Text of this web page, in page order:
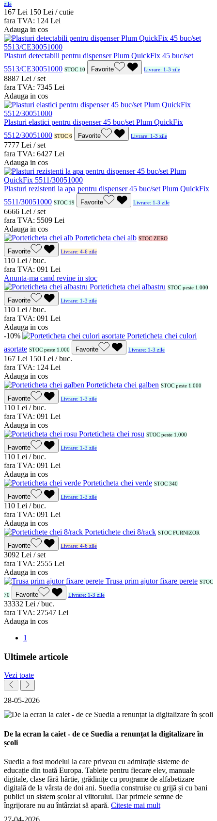
zile
167 Lei 1 50 Lei / cutie
fara TVA: 1 24 Lei
Adauga in cos
Plasturi detectabili pentru dispenser Plum QuickFix 45 buc/set
5513/CE30051000 STOC 10 Favorite Livrare: 1-3 zile
8887 Lei / set
fara TVA: 7345 Lei
Adauga in cos
Plasturi elastici pentru dispenser 45 buc/set Plum QuickFix
5512/30051000 STOC 6 Favorite Livrare: 1-3 zile
7777 Lei / set
fara TVA: 6427 Lei
Adauga in cos
Plasturi rezistenti la apa pentru dispenser 45 buc/set Plum QuickFix
5511/30051000 STOC 19 Favorite Livrare: 1-3 zile
6666 Lei / set
fara TVA: 5509 Lei
Adauga in cos
Porteticheta chei alb STOC ZERO
Favorite Livrare: 4-6 zile
110 Lei / buc.
fara TVA: 091 Lei
Anunta-ma cand revine in stoc
Porteticheta chei albastru STOC peste 1.000
Favorite Livrare: 1-3 zile
110 Lei / buc.
fara TVA: 091 Lei
Adauga in cos
-10%
Porteticheta chei culori
asortate STOC peste 1.000 Favorite Livrare: 1-3 zile
167 Lei 1 50 Lei / buc.
fara TVA: 1 24 Lei
Adauga in cos
Porteticheta chei galben STOC peste 1.000
Favorite Livrare: 1-3 zile
110 Lei / buc.
fara TVA: 091 Lei
Adauga in cos
Porteticheta chei rosu STOC peste 1.000
Favorite Livrare: 1-3 zile
110 Lei / buc.
fara TVA: 091 Lei
Adauga in cos
Porteticheta chei verde STOC 340
Favorite Livrare: 1-3 zile
110 Lei / buc.
fara TVA: 091 Lei
Adauga in cos
Portetichete chei 8/rack STOC FURNIZOR
Favorite Livrare: 4-6 zile
3092 Lei / set
fara TVA: 2555 Lei
Adauga in cos
Trusa prim ajutor fixare perete STOC
70 Favorite Livrare: 1-3 zile
33332 Lei / buc.
fara TVA: 27547 Lei
Adauga in cos
1
Ultimele articole
Vezi toate
28-05-2026
De la ecran la caiet - de ce Suedia a renunțat la digitalizare în
școli
Suedia a fost modelul la care priveau cu admirație sisteme de
educație din toată Europa. Tablete pentru fiecare elev, manuale
digitale, clase fără hârtie, grădinițe cu programe de alfabetizare
digitală de la vârsta de doi ani. Suedia construise cu grijă și cu bani
publici un sistem școlar al viitorului. Dar primele semne de
îngrijorare nu au întârziat să apară. Citeste mai mult
27-04-2026